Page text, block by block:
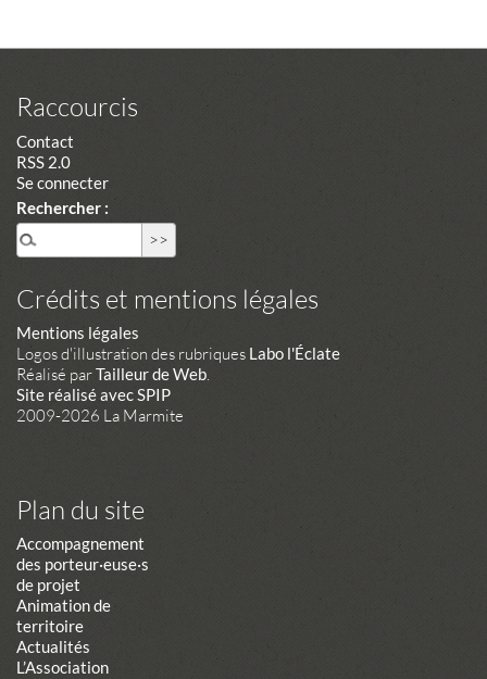
Raccourcis
Contact
RSS 2.0
Se connecter
Rechercher :
Crédits et mentions légales
Mentions légales
Logos d'illustration des rubriques Labo l'Éclate
Réalisé parTailleur de Web.
Site réalisé avec SPIP
2009-2026 La Marmite
Plan du site
Accompagnement
des porteur·euse·s
de projet
Animation de
territoire
Actualités
L’Association